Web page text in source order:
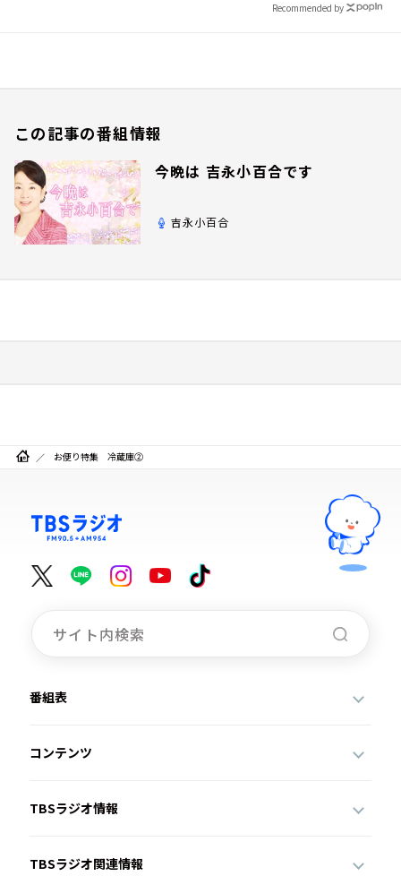
Recommended by
この記事の番組情報
今晩は 吉永小百合です
吉永小百合
お便り特集 冷蔵庫②
番組表
コンテンツ
TBSラジオ情報
TBSラジオ関連情報